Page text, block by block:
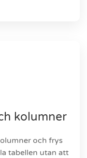
kolumner
och frys
tabellen utan att